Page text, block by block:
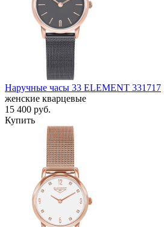
Наручные часы 33 ELEMENT 331717
женские кварцевые
15 400 руб.
Купить